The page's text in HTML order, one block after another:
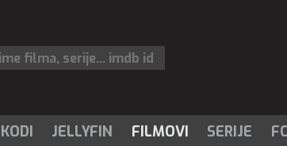
KODI JELLYFIN FILMOVI SERIJE